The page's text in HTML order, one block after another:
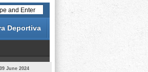
Deportiva
09 June 2024 19 May 2024